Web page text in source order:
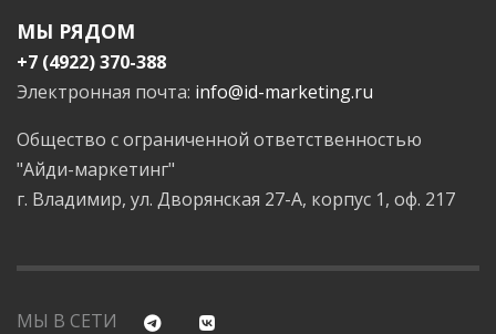
МЫ РЯДОМ
+7 (4922) 370-388
Электронная почта: info@id-marketing.ru
Общество с ограниченной ответственностью
"Айди-маркетинг"
г. Владимир, ул. Дворянская 27-А, корпус 1, оф. 217
МЫ В СЕТИ